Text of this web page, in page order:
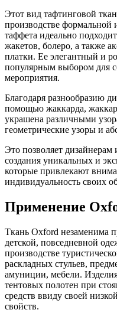
Этот вид тафтинговой
производстве
таффета идеально
жакетов, болеро, а также
платки. Ее элегантный и
популярным выбором для
мероприятия.
Благодаря разнообразию
помощью жаккарда,
украшена различными
геометрические узоры и
Это позволяет дизайнерам
создания уникальных и
которые привлекают
индивидуальность своих
Применение
Ткань Oxford незаменима
детской, повседневной
производстве
раскладных стульев,
амуниции, мебели.
тентовых полотен при
средств ввиду своей
свойств.